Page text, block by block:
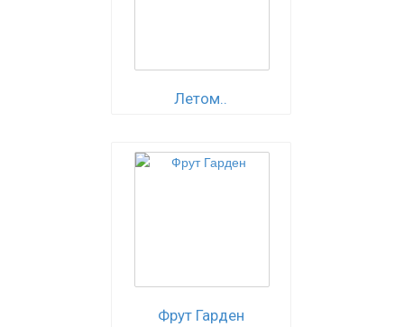
Летом..
Фрут Гарден